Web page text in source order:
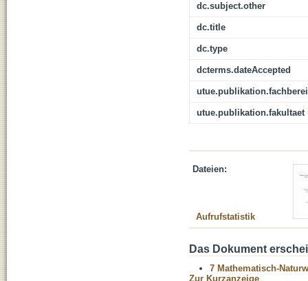
dc.subject.other
dc.title
dc.type
dcterms.dateAccepted
utue.publikation.fakultaet
Dateien:
Aufrufstatistik
Das Dokument
7 Mathematisch-
Zur Kurzanzeige